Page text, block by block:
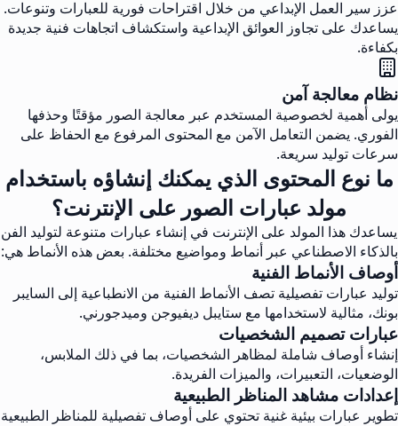
عزز سير العمل الإبداعي من خلال اقتراحات فورية للعبارات وتنوعات.
يساعدك على تجاوز العوائق الإبداعية واستكشاف اتجاهات فنية جديدة
بكفاءة.
نظام معالجة آمن
يولى أهمية لخصوصية المستخدم عبر معالجة الصور مؤقتًا وحذفها
الفوري. يضمن التعامل الآمن مع المحتوى المرفوع مع الحفاظ على
سرعات توليد سريعة.
ما نوع المحتوى الذي يمكنك إنشاؤه باستخدام
مولد عبارات الصور على الإنترنت؟
يساعدك هذا المولد على الإنترنت في إنشاء عبارات متنوعة لتوليد الفن
بالذكاء الاصطناعي عبر أنماط ومواضيع مختلفة. بعض هذه الأنماط هي:
أوصاف الأنماط الفنية
توليد عبارات تفصيلية تصف الأنماط الفنية من الانطباعية إلى السايبر
بونك، مثالية لاستخدامها مع ستايبل ديفيوجن وميدجورني.
عبارات تصميم الشخصيات
إنشاء أوصاف شاملة لمظاهر الشخصيات، بما في ذلك الملابس،
الوضعيات، التعبيرات، والميزات الفريدة.
إعدادات مشاهد المناظر الطبيعية
تطوير عبارات بيئية غنية تحتوي على أوصاف تفصيلية للمناظر الطبيعية